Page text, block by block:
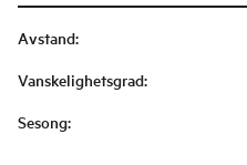
Avstand:
Vanskelighetsgrad:
Sesong: